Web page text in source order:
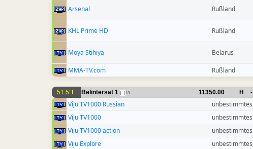
Arsenal Rußland
KHL Prime HD Rußland
Moya Stihiya Belarus
MMA-TV.com Rußland
51.5°E Belintersat 1 18 11350.00 H -
Viju TV1000 Russian unbestimmtes
Viju TV1000
unbestimmtes
Viju TV1000 action
unbestimmtes
Viju Explore
unbestimmtes